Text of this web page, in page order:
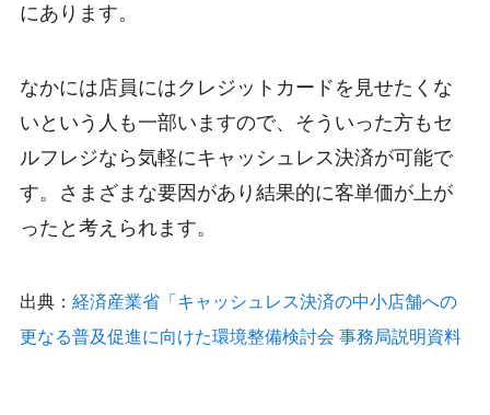
にあります。
なかには店員にはクレジットカードを見せたくな
いという人も一部いますので、そういった方もセ
ルフレジなら気軽にキャッシュレス決済が可能で
す。さまざまな要因があり結果的に客単価が上が
ったと考えられます。
出典： 経済産業省「キャッシュレス決済の中小店舗への
更なる普及促進に向けた環境整備検討会 事務局説明資料